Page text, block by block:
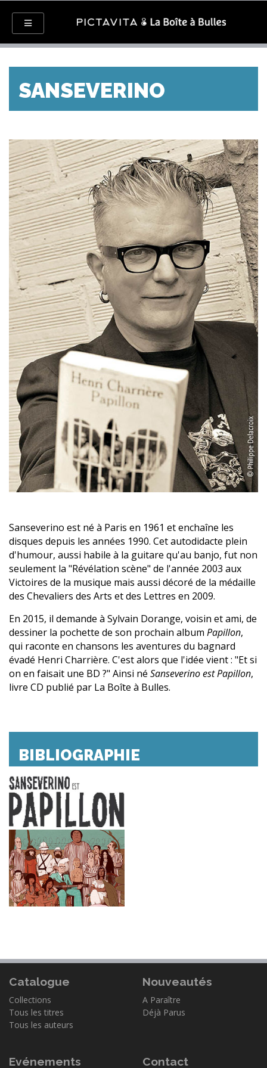
SANSEVERINO
Sanseverino est né à Paris en 1961 et enchaîne les
disques depuis les années 1990. Cet autodidacte plein
d'humour, aussi habile à la guitare qu'au banjo, fut non
seulement la "Révélation scène" de l'année 2003 aux
Victoires de la musique mais aussi décoré de la médaille
des Chevaliers des Arts et des Lettres en 2009.
En 2015, il demande à Sylvain Dorange, voisin et ami, de
dessiner la pochette de son prochain album Papillon,
qui raconte en chansons les aventures du bagnard
évadé Henri Charrière. C'est alors que l'idée vient : "Et si
on en faisait une BD ?" Ainsi né Sanseverino est Papillon,
livre CD publié par La Boîte à Bulles.
BIBLIOGRAPHIE
Catalogue
Collections
Tous les titres
Tous les auteurs
Nouveautés
A Paraître
Déjà Parus
Evénements Contact